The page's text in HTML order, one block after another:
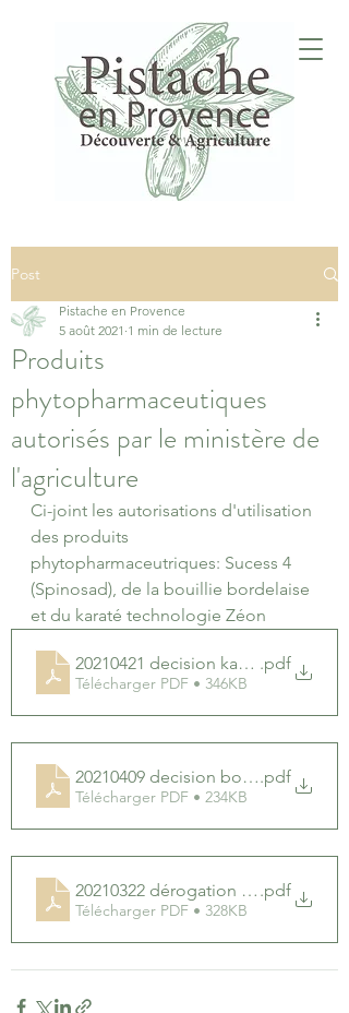
Post
Produits
phytopharmaceutiques
autorisés par le ministère de
l'agriculture
Pistache en Provence
5 août 2021 1 min de lecture
Ci-joint les autorisations d'utilisation
des produits
phytopharmaceutriques: Sucess 4
(Spinosad), de la bouillie bordelaise
et du karaté technologie Zéon
20210421 decision karate zeon
.pdf
Télécharger PDF • 346KB
20210409 decision bouillie.pdf
Télécharger PDF • 234KB
20210322 dérogation success 4
.pdf
Télécharger PDF • 328KB